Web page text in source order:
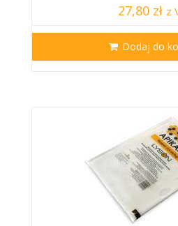
27,80 zł z
Dodaj do